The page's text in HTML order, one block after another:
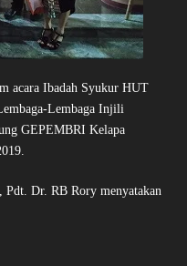
acara Ibadah Syukur HUT
Lembaga Injili
GEPEMBRI Kelapa
Dr. RB Rory menyatakan